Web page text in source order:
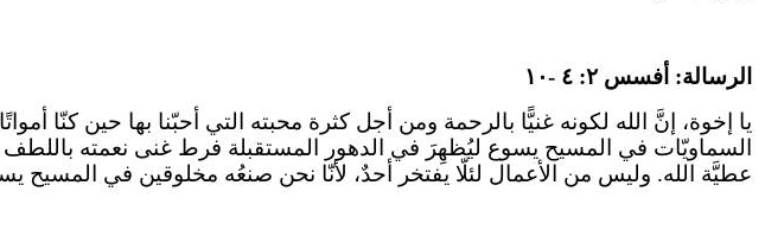
الرسالة: أفسس ٢: ٤ -١٠
يا إخوة، إنَّ الله لكونه غنيًّا بالرحمة ومن أجل كثرة محبته التي أحبّنا بها حين كنّا
السماويّات في المسيح يسوع ليُظهِرَ في الدهور المستقبلة فرط غنى نعمته
عطيَّة الله. وليس من الأعمال لئلّا يفتخر أحدٌ، لأنّا نحن صنعُه مخلوقين في المسيح